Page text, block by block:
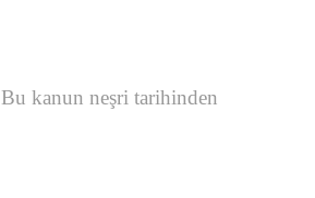
Bu kanun neşri tarihinden